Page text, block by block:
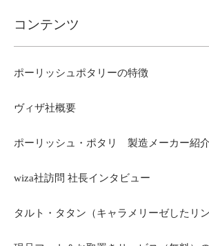
コンテンツ
ポーリッシュポタリーの特徴
ヴィザ社概要
ポーリッシュ・ポタリ 製造メーカー紹介
wiza社訪問 社長インタビュー
タルト・タタン（キャラメリーゼしたリ